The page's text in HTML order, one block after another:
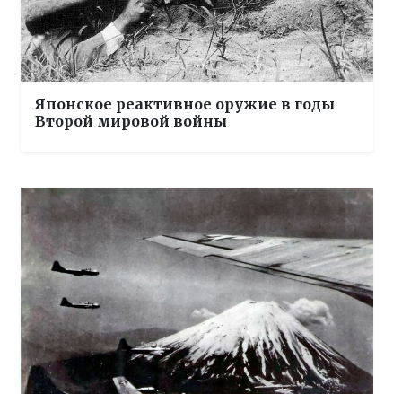
Японское реактивное оружие в годы
Второй мировой войны